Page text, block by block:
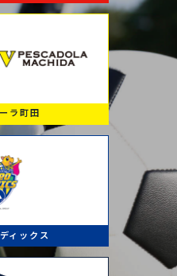
ラ町田
ィックス